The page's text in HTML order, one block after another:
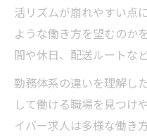
活リズムが崩れやすい点
ような働き方を望むのか
間や休日、配送ルートな
勤務体系の違いを理解し
して働ける職場を見つけ
イバー求人は多様な働き